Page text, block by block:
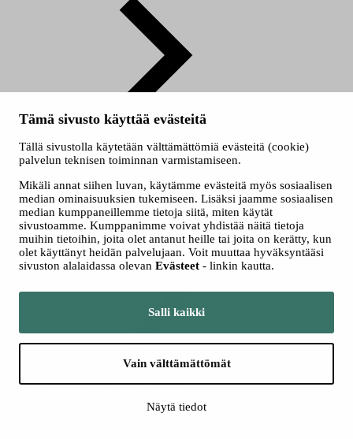
Tämä sivusto käyttää evästeitä
Tällä sivustolla käytetään välttämättömiä evästeitä (cookie)
palvelun teknisen toiminnan varmistamiseen.
Mikäli annat siihen luvan, käytämme evästeitä myös sosiaalisen
median ominaisuuksien tukemiseen. Lisäksi jaamme sosiaalisen
median kumppaneillemme tietoja siitä, miten käytät
sivustoamme. Kumppanimme voivat yhdistää näitä tietoja
muihin tietoihin, joita olet antanut heille tai joita on kerätty, kun
olet käyttänyt heidän palvelujaan. Voit muuttaa hyväksyntääsi
sivuston alalaidassa olevan Evästeet - linkin kautta.
Salli kaikki
Vain välttämättömät
Näytä tiedot
Myyntipaikat
Seuraa meitä somessa